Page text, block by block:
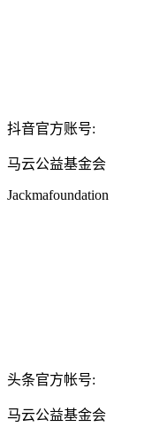
抖音官方账号:
马云公益基金会
Jackmafoundation
头条官方帐号:
马云公益基金会